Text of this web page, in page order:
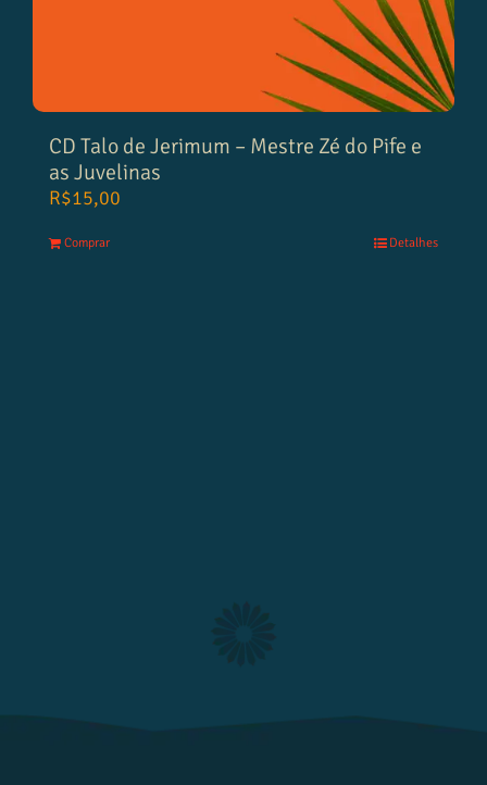
CD Talo de Jerimum – Mestre Zé do Pife e
as Juvelinas
R$15,00
Comprar Detalhes